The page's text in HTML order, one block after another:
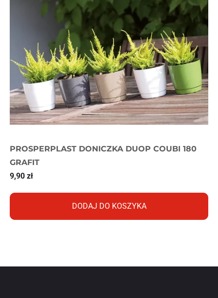
PROSPERPLAST DONICZKA DUOP COUBI 180
GRAFIT
9,90 zł
DODAJ DO KOSZYKA